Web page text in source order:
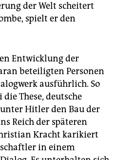
der Welt scheitert
spielt er den
Entwicklung der
beteiligten Personen
ausführlich. So
These, deutsche
Hitler den Bau der
Reich der späteren
Kracht karikiert
in einem